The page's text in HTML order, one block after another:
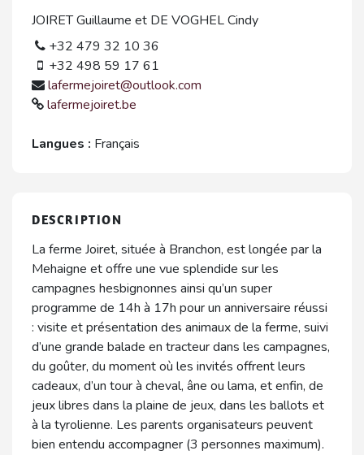
JOIRET Guillaume et DE VOGHEL Cindy
+32 479 32 10 36
+32 498 59 17 61
lafermejoiret@outlook.com
lafermejoiret.be
Langues : Français
DESCRIPTION
La ferme Joiret, située à Branchon, est longée par la
Mehaigne et offre une vue splendide sur les
campagnes hesbignonnes ainsi qu’un super
programme de 14h à 17h pour un anniversaire réussi
: visite et présentation des animaux de la ferme, suivi
d’une grande balade en tracteur dans les campagnes,
du goûter, du moment où les invités offrent leurs
cadeaux, d’un tour à cheval, âne ou lama, et enfin, de
jeux libres dans la plaine de jeux, dans les ballots et
à la tyrolienne. Les parents organisateurs peuvent
bien entendu accompagner (3 personnes maximum).